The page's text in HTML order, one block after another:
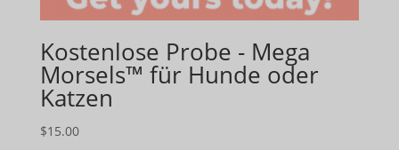
Kostenlose Probe - Mega
Morsels™ für Hunde oder
Katzen
$15.00